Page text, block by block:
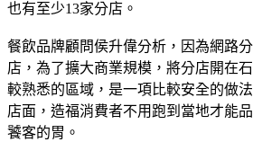
也有至少13家分店。
餐飲品牌顧問侯升偉分析，因為網路
店，為了擴大商業規模，將分店開在
較熟悉的區域，是一項比較安全的做
店面，造福消費者不用跑到當地才能
饕客的胃。